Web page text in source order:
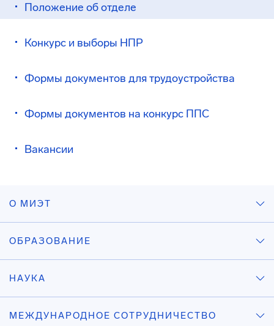
Положение об отделе
Конкурс и выборы НПР
Формы документов для трудоустройства
Формы документов на конкурс ППС
Вакансии
О МИЭТ
ОБРАЗОВАНИЕ
НАУКА
МЕЖДУНАРОДНОЕ СОТРУДНИЧЕСТВО